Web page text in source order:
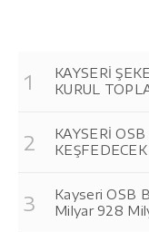
KAYSERİ
KURUL
KAYSERİ
KEŞFEDECEK
Kayseri OSB
Milyar 928